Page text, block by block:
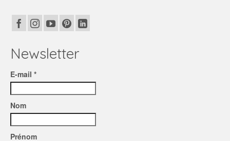
Newsletter
E-mail *
Nom
Prénom